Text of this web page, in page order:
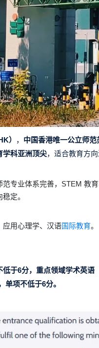
） ， 中国香港唯一公立师范
学科亚洲顶尖，适合教育方向
范专业体系完善，STEM 教
定。
应用心理学、汉语国际教育。
低于6分，重点领域学术英语
单项不低于6分。